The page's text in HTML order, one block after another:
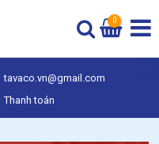
0
tavaco.vn@gmail.com
Thanh toán